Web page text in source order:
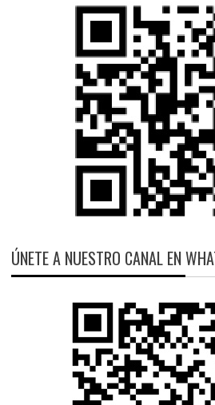
ÚNETE A NUESTRO CANAL EN